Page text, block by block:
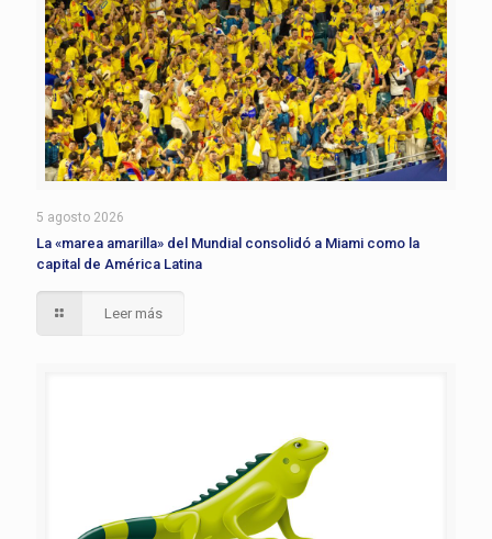
5 agosto 2026
La «marea amarilla» del Mundial consolidó a Miami como la
capital de América Latina
Leer más